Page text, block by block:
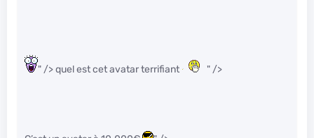
" /> quel est cet avatar terrifiant " />